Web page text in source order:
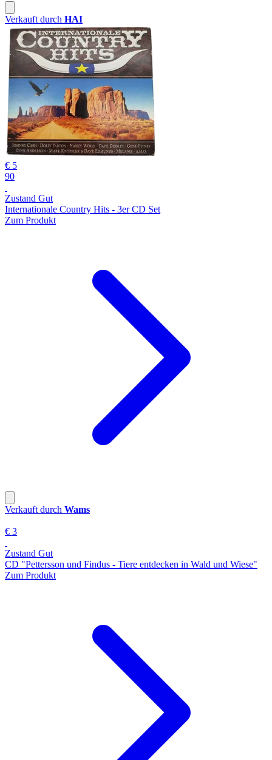
Verkauft durch HAI
€ 5
90
Zustand Gut
Internationale Country Hits - 3er CD Set
Zum Produkt
Verkauft durch Wams
€ 3
Zustand Gut
CD "Pettersson und Findus - Tiere entdecken in Wald und Wiese"
Zum Produkt